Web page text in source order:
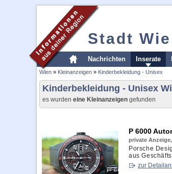
Stadt
Nachrichten Inserate
Wien » Kleinanzeigen » Kinderbekleidung - Unisex
Kinderbekleidung - Unisex
es wurden eine Kleinanzeigen gefunden
P 6000
private Anzeige,
Porsche
aus
zur